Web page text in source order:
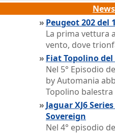
» Peugeot 202 del
La prima vettura
vento, dove
» Fiat Topolino
Nel 5° Episodio
by Automania
Topolino balestra
» Jaguar XJ6
Sovereign
Nel 4° episodio